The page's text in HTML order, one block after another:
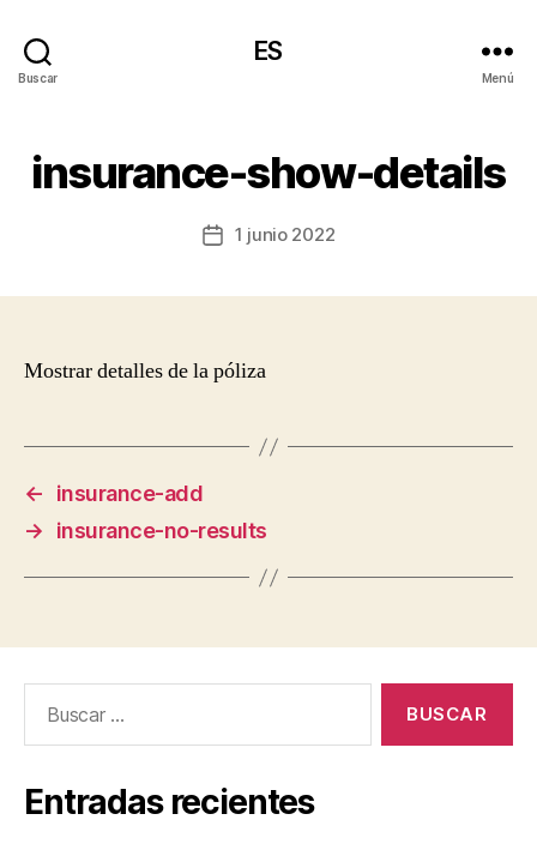
Buscar
ES
Menú
insurance-show-details
Fecha1 junio 2022
Mostrar detalles de la póliza
←
insurance-add
→
insurance-no-results
Entradas recientes